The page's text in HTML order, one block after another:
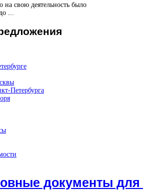
на свою деятельность было
...
Петербурга
документы